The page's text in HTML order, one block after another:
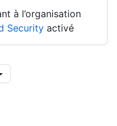
à l’organisation
Security activé